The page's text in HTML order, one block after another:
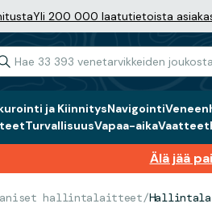
Yli 200 000 laatutietoista
ja KiinnitysNavigointi
TurvallisuusVapaa-aikaVaatteet
Älä jää
hallintalaitteet/